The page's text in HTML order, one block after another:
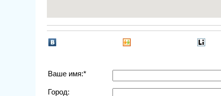
Ваше имя:*
Город: